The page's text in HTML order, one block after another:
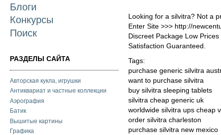
Блоги
Конкурсы
Поиск
РАЗДЕЛЫ САЙТА
Авторская кукла, игрушки
Антиквариат и частные коллекции
Аэрография
Батик
Вышитые картины
Графика
Looking for a silvitra? Not a
Enter Site >>> http://
Discreet Package Low
Satisfaction Guaranteed.
Tags:
purchase generic silvitra
want to purchase silvitra
buy silvitra sleeping tablets
silvitra cheap generic uk
worldwide silvitra ups cheap
order silvitra charleston
purchase silvitra new mexico